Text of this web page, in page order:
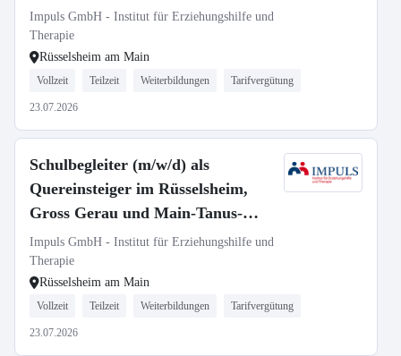
Kreis gesucht
Impuls GmbH - Institut für Erziehungshilfe und
Therapie
Rüsselsheim am Main
Vollzeit Teilzeit Weiterbildungen Tarifvergütung
23.07.2026
Schulbegleiter (m/w/d) als
Quereinsteiger im Rüsselsheim,
Gross Gerau und Main-Tanus-
Kreis gesucht
Impuls GmbH - Institut für Erziehungshilfe und
Therapie
Rüsselsheim am Main
Vollzeit Teilzeit Weiterbildungen Tarifvergütung
23.07.2026